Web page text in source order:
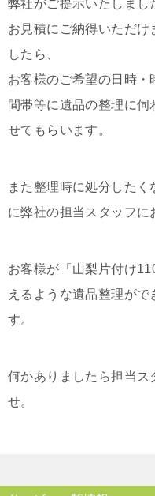
弊社がご提示いたしまし
お見積にご納得いただけ
したら、
お客様のご希望の日時・
間帯等に遺品の整理に伺
せてもらいます。
また整理時に処分した
に弊社の担当スタッフに
お客様が「山梨片付け
えるような遺品整理が
す。
何かありましたら担当ス
せ。